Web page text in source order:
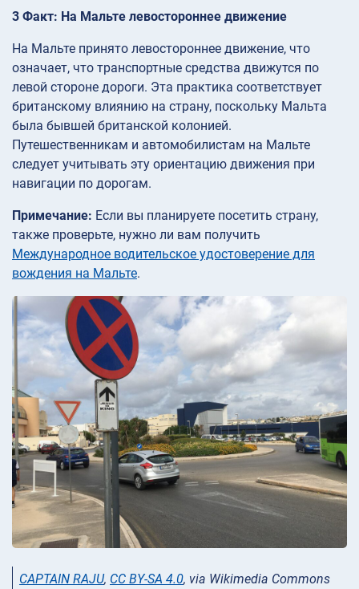
3 Факт: На Мальте левостороннее движение
На Мальте принято левостороннее движение, что
означает, что транспортные средства движутся по
левой стороне дороги. Эта практика соответствует
британскому влиянию на страну, поскольку Мальта
была бывшей британской колонией.
Путешественникам и автомобилистам на Мальте
следует учитывать эту ориентацию движения при
навигации по дорогам.
Примечание: Если вы планируете посетить страну,
также проверьте, нужно ли вам получить
Международное водительское удостоверение для
вождения на Мальте.
CAPTAIN RAJU, CC BY-SA 4.0, via Wikimedia Commons